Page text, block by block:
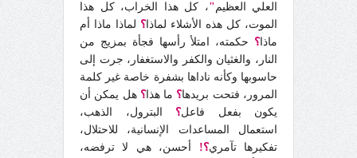
العلي العظيم"، كل هذا الخراب، كل هذا
الموت، كل هذه الأشلاء لماذا ؟ لماذا ماذا أم
ماذا ؟ حكمته، امتلأ رأسها فجأة بمزيج من
النار، والغثيان والكفر والاستغفار، جرت إلى
حاسوبها وكأنه ناداها بشفرة خاصة غير كلمة
المرور، فتحت بريدها؟ ما هذا؟ هل يمكن أن
يكون بفعل فاعل؟ البترول، الذهب،
استعمال المساعدات الإنسانية، للاحتلال،
تفكيرها تآمري؟! أحسن، هي لا ترفضه،